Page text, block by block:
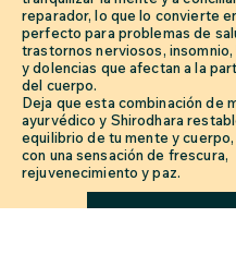
reparador, lo que lo convierte
perfecto para problemas de
trastornos nerviosos,
y dolencias que afectan a la
del cuerpo.
Deja que esta combinación de
ayurvédico y Shirodhara
equilibrio de tu mente y
con una sensación de frescura,
rejuvenecimiento y paz.
Reserva ahora